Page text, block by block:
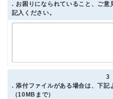
. お困りになられていること、ご意
記入ください。
3
. 添付ファイルがある場合は、下記
（10MBまで）